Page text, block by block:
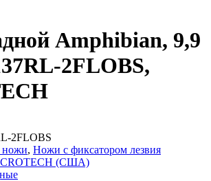
Amphibian, 9,9
2FLOBS,
2FLOBS
ножи, Ножи с фиксатором лезвия
(США)